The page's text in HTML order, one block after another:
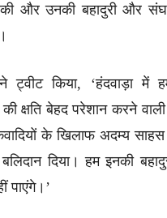
और उनकी बहादुरी और
ने ट्वीट किया, ‘हंदवाड़ा में
की क्षति बेहद परेशान करने
के खिलाफ अदम्य
दिया। हम इनकी
पाएंगे।’